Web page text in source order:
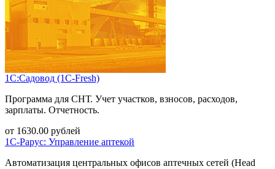
1С:Садовод (1С-Fresh)
Программа для СНТ. Учет участков, взносов, расходов,
зарплаты. Отчетность.
от 1630.00 рублей
1С-Рарус: Управление аптекой
Автоматизация центральных офисов аптечных сетей (Head